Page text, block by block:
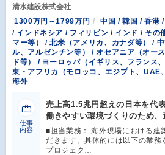
清水建設株式会社
1300万円～1799万円
中国 / 韓国 / 香港
/ インドネシア / フィリピン / インド / その
マー等） / 北米（アメリカ、カナダ等） /
ル、アルゼンチン等） / オセアニア（オー
ド等） / ヨーロッパ（イギリス、フランス
東・アフリカ（モロッコ、エジプト、UAE
海外
仕事
内容
売上高1.5兆円超えの日本を代
働きやすい環境づくりのため
■担当業務： 海外現場における建
だきます。具体的には以下の業務
プロジェク…